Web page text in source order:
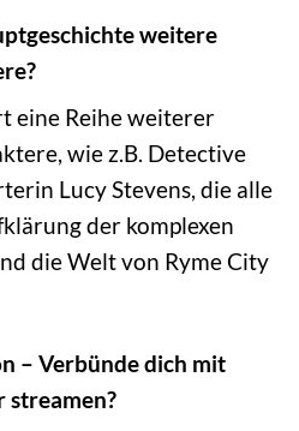
weitere
eine Reihe weiterer
wie z.B. Detective
Lucy Stevens, die alle
der komplexen
die Welt von Ryme City
– Verbünde dich mit
streamen?